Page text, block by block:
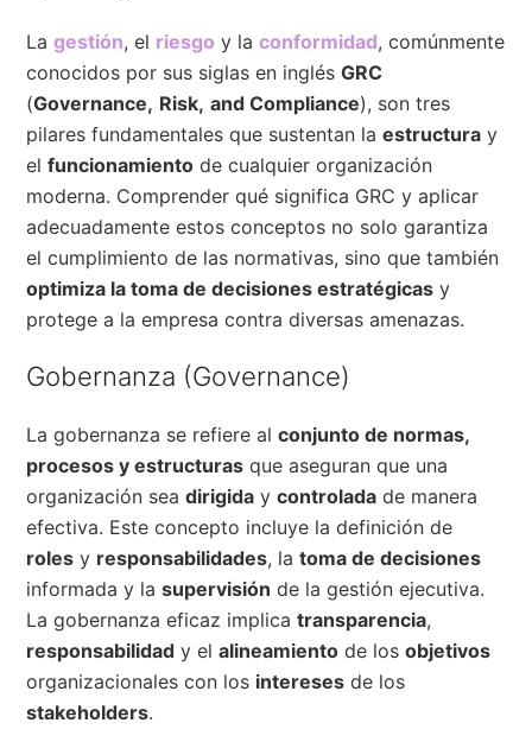
Lagestión, el riesgo y laconformidad, comúnmente
conocidos por sus siglas en inglésGRC
(Governance, Risk, and Compliance), son tres
pilares fundamentales que sustentan laestructura y
elfuncionamiento de cualquier organización
moderna. Comprender qué significa GRC y aplicar
adecuadamente estos conceptos no solo garantiza
el cumplimiento de las normativas, sino que también
optimiza la toma de decisiones estratégicas y
protege a la empresa contra diversas amenazas.
Gobernanza (Governance)
La gobernanza se refiere alconjunto de normas,
procesos y estructuras que aseguran que una
organización seadirigida ycontrolada de manera
efectiva. Este concepto incluye la definición de
roles y responsabilidades, latoma de decisiones
informada y lasupervisión de la gestión ejecutiva.
La gobernanza eficaz implicatransparencia,
responsabilidad y elalineamiento de losobjetivos
organizacionales con los intereses de los
stakeholders.